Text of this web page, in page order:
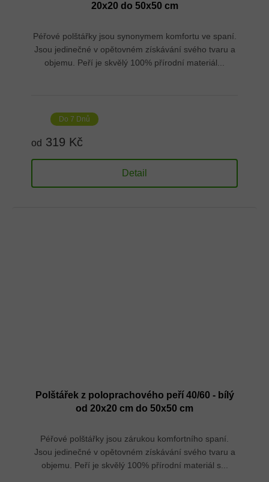
20x20 do 50x50 cm
Péřové polštářky jsou synonymem komfortu ve spaní.
Jsou jedinečné v opětovném získávání svého tvaru a
objemu. Peří je skvělý 100% přírodní materiál...
Do 7 Dnů
od 319 Kč
Detail
Polštářek z poloprachového peří 40/60 - bílý
od 20x20 cm do 50x50 cm
Péřové polštářky jsou zárukou komfortního spaní.
Jsou jedinečné v opětovném získávání svého tvaru a
objemu. Peří je skvělý 100% přírodní materiál s...